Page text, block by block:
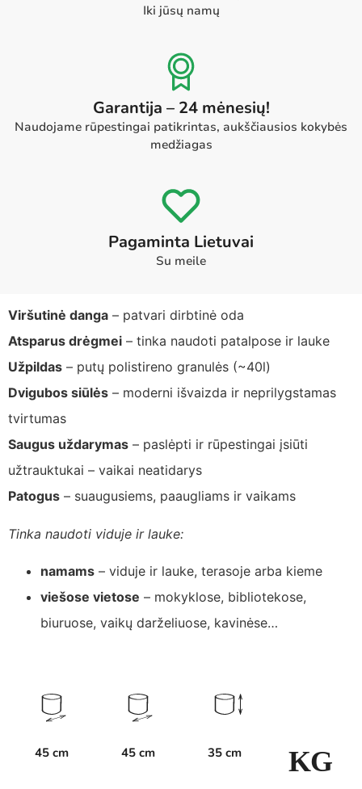
Iki jūsų namų
Garantija – 24 mėnesių!
Naudojame rūpestingai patikrintas, aukščiausios kokybės
medžiagas
Pagaminta Lietuvai
Su meile
Viršutinė danga – patvari dirbtinė oda
Atsparus drėgmei – tinka naudoti patalpose ir lauke
Užpildas – putų polistireno granulės (~40l)
Dvigubos siūlės – moderni išvaizda ir neprilygstamas
tvirtumas
Saugus uždarymas – paslėpti ir rūpestingai įsiūti
užtrauktukai – vaikai neatidarys
Patogus – suaugusiems, paaugliams ir vaikams
Tinka naudoti viduje ir lauke:
namams – viduje ir lauke, terasoje arba kieme
viešose vietose – mokyklose, bibliotekose,
biuruose, vaikų darželiuose, kavinėse…
45 cm 45 cm 35 cm KG